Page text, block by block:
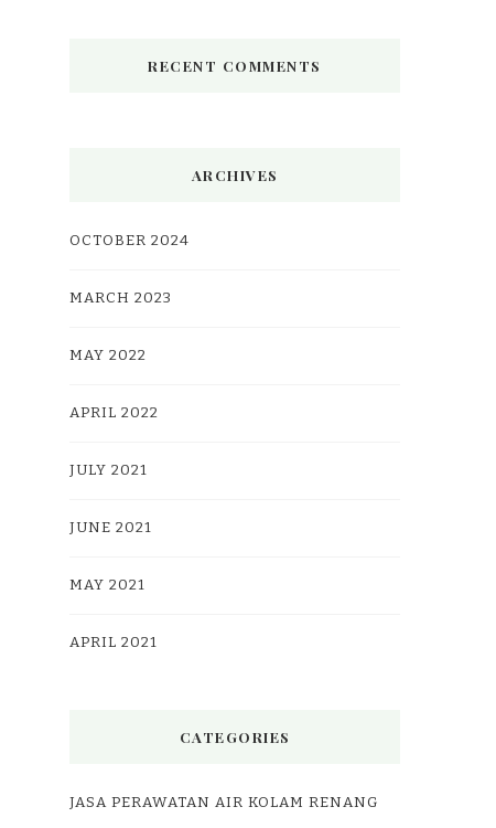
RECENT COMMENTS
ARCHIVES
OCTOBER 2024
MARCH 2023
MAY 2022
APRIL 2022
JULY 2021
JUNE 2021
MAY 2021
APRIL 2021
CATEGORIES
JASA PERAWATAN AIR KOLAM RENANG